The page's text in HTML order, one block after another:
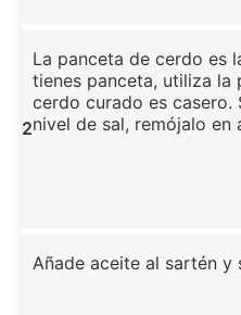
2
La panceta de cerdo es
tienes panceta, utiliza la
cerdo curado es casero.
nivel de sal, remójalo en
Añade aceite al sartén